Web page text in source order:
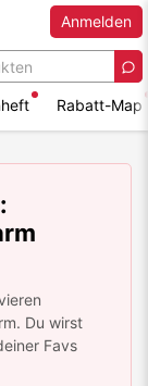
Anmelden
Rabatt-Map
Du wirst
Favs